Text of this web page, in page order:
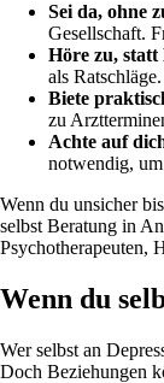
Sei da, ohne
Gesellschaft.
Höre zu, statt
als Ratschläge.
Biete
zu
Achte auf
notwendig,
Wenn du unsicher
selbst Beratung in
Psychotherapeuten,
Wenn du
Wer selbst an
Doch Beziehungen